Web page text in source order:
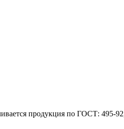
продукция по ГОСТ: 495-